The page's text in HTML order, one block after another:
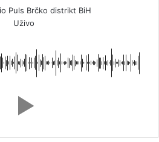
Puls Brčko distrikt BiH
Uživo